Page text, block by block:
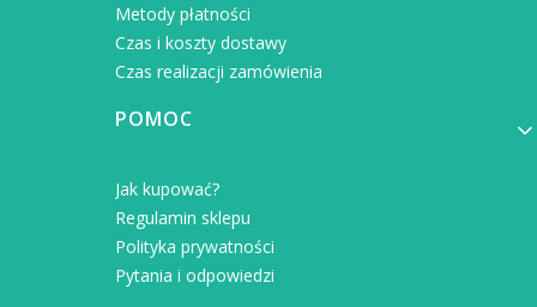
Metody płatności
Czas i koszty dostawy
Czas realizacji zamówienia
POMOC
Jak kupować?
Regulamin sklepu
Polityka prywatności
Pytania i odpowiedzi